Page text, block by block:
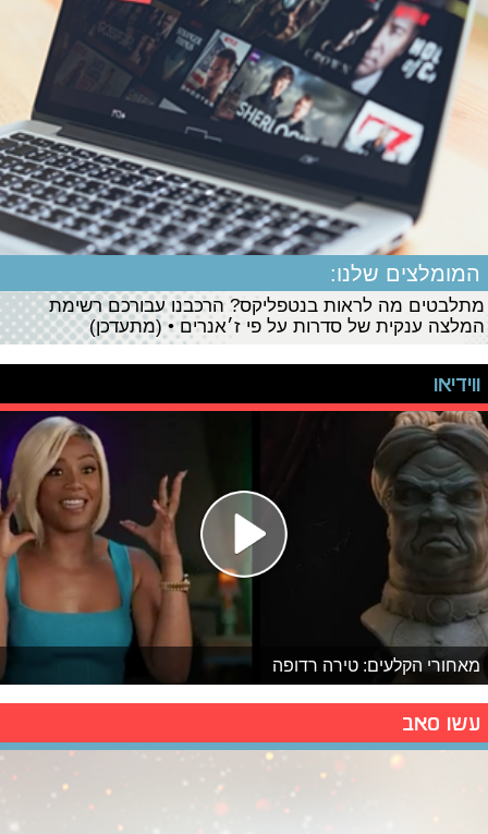
המומלצים שלנו:
מתלבטים מה לראות בנטפליקס? הרכבנו עבורכם רשימת
המלצה ענקית של סדרות על פי ז׳אנרים • (מתעדכן)
ווידיאו
מאחורי הקלעים: טירה רדופה
עשו סאב